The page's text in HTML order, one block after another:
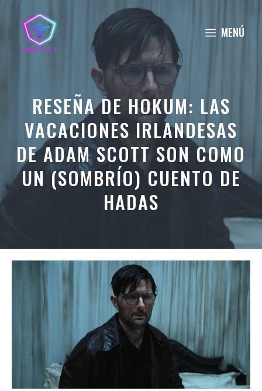
contenido
MENÚ
RESEÑA DE HOKUM: LAS
VACACIONES IRLANDESAS
DE ADAM SCOTT SON COMO
UN (SOMBRÍO) CUENTO DE
HADAS